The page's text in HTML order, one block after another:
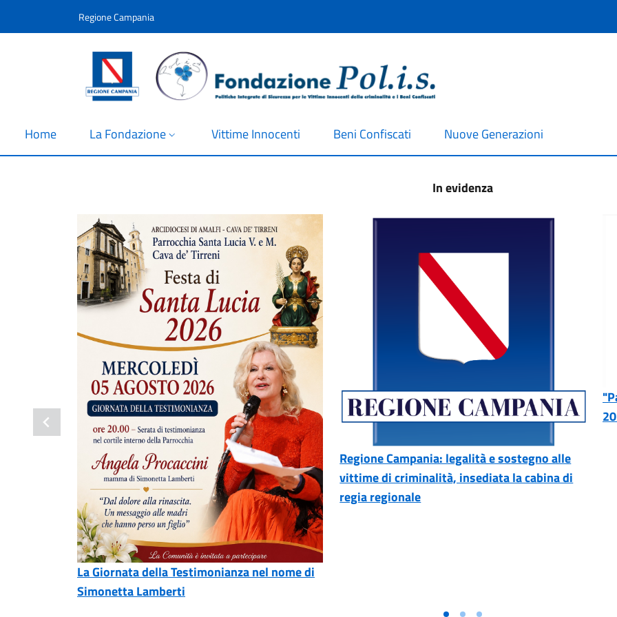
Regione Campania
Home La Fondazione Vittime Innocenti Beni Confiscati Nuove Generazioni
In evidenza
La Giornata della Testimonianza nel nome di
Simonetta Lamberti
Regione Campania: legalità e sostegno alle
vittime di criminalità, insediata la cabina di
regia regionale